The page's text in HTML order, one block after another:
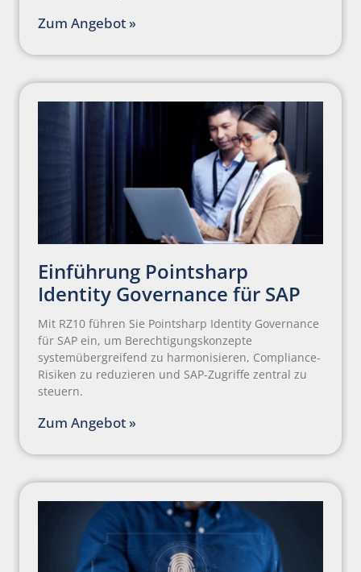
Zum Angebot »
Einführung Pointsharp
Identity Governance für SAP
Mit RZ10 führen Sie Pointsharp Identity Governance
für SAP ein, um Berechtigungskonzepte
systemübergreifend zu harmonisieren, Compliance-
Risiken zu reduzieren und SAP-Zugriffe zentral zu
steuern.
Zum Angebot »